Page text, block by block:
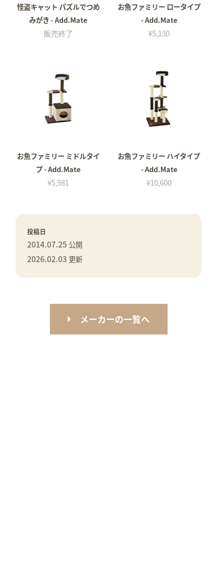
怪盗キャット パズルでつめ
みがき - Add.Mate
販売終了
お魚ファミリー ロータイプ
- Add.Mate
¥5,130
お魚ファミリー ミドルタイ
プ - Add.Mate
¥5,981
お魚ファミリー ハイタイプ
- Add.Mate
¥10,600
投稿日
2014.07.25 公開
2026.02.03 更新
メーカーの一覧へ